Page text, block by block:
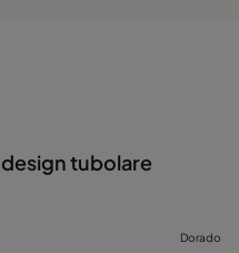
tubolare
Dorado